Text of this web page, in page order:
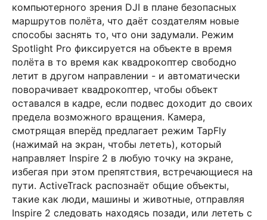
компьютерного зрения DJI в плане безопасных
маршрутов полёта, что даёт создателям новые
способы заснять то, что они задумали. Режим
Spotlight Pro фиксируется на объекте в время
полёта в то время как квадрокоптер свободно
летит в другом направлении - и автоматически
поворачивает квадрокоптер, чтобы объект
оставался в кадре, если подвес доходит до своих
предела возможного вращения. Камера,
смотрящая вперёд предлагает режим TapFly
(нажимай на экран, чтобы лететь), который
направляет Inspire 2 в любую точку на экране,
избегая при этом препятствия, встречающиеся на
пути. ActiveTrack распознаёт общие объекты,
такие как люди, машины и животные, отправляя
Inspire 2 следовать находясь позади, или лететь с